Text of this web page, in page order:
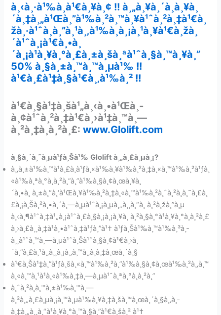
à¸‹à¸·à¹‰à¸­à¹€à¸¥à¸¢ !! à¸„à¸¥à¸´à¸à¸¥à¸
´à¸‡à¸„à¹Œà¸”à¹‰à¸²à¸™à¸¥à¹ˆà¸²à¸‡à¹€à¸
žà¸·à¹ˆà¸­à¸”à¸¹à¸‚à¹‰à¸­à¸¡à¸¹à¸¥à¹€à¸žà¸
´à¹ˆà¸¡à¹€à¸•à¸
´à¸¡à¹à¸¥à¸°à¸£à¸±à¸šà¸ªà¹ˆà¸§à¸™à¸¥à¸”
50% à¸§à¸±à¸™à¸™à¸µà¹‰ !!
à¹€à¸£à¹‡à¸§à¹€à¸‚à¹‰à¸² !!
à¹€à¸§à¹‡à¸šà¹„à¸‹à¸•à¹Œà¸­
à¸¢à¹ˆà¸²à¸‡à¹€à¸›à¹‡à¸™à¸—
à¸²à¸‡à¸à¸²à¸£:www.Glolift.com
à¸§à¸´à¸˜à¸µà¹ƒà¸Šà¹‰ Glolift à¸„à¸£à¸µà¸¡?
à¸‚à¸±à¹‰à¸™à¹à¸£à¸à¹ƒà¸«à¹‰à¸¥à¹‰à¸²à¸‡à¸«à¸™à¹‰à¸²à¹ƒà¸
«à¹‰à¸ªà¸°à¸­à¸²à¸”à¸”à¹‰à¸§à¸¢à¸œà¸¥à¸
´à¸•à¸ à¸±à¸“à¸‘à¹Œà¸¥à¹‰à¸²à¸‡à¸«à¸™à¹‰à¸²à¸ˆà¸²à¸à¸˜à¸£à¸
£à¸¡à¸Šà¸²à¸•à¸´à¸—à¸µà¹ˆà¸¡à¸µà¸„à¸¸à¸“à¸ à¸²à¸žà¸”à¸µ
à¸‹à¸¶à¹ˆà¸‡à¹„à¸¡à¹ˆà¸£à¸§à¸¡à¸¡à¸¥à¸ à¸²à¸§à¸°à¹à¸¥à¸°à¸à¸²à¸£
à¸›à¸£à¸¸à¸‡à¹à¸•à¹ˆà¸‡à¹ƒà¸”à¹† à¹ƒà¸Šà¹‰à¸™à¹‰à¸³à¸­
à¸¸à¹ˆà¸™à¸—à¸µà¹ˆà¸Šà¹ˆà¸§à¸¢à¹€à¸›à¸
´à¸”à¸£à¸¹à¸‚à¸¸à¸¡à¸‚à¸™à¸‚à¸­à¸‡à¸œà¸´à¸§
à¹€à¸Šà¹‡à¸”à¹ƒà¸šà¸«à¸™à¹‰à¸²à¸”à¹‰à¸§à¸¢à¸œà¹‰à¸²à¸‚à¸™
à¸«à¸™à¸¹à¹à¸«à¹‰à¸‡à¸—à¸µà¹ˆà¸ªà¸°à¸­à¸²à¸”
à¸ˆà¸²à¸à¸™à¸±à¹‰à¸™à¸—
à¸²à¸„à¸£à¸µà¸¡à¸™à¸µà¹‰à¸¥à¸‡à¸šà¸™à¸œà¸´à¸§à¸‚à¸­
à¸‡à¸„à¸¸à¸“à¹à¸¥à¸°à¸™à¸§à¸”à¹€à¸šà¸² à¹†